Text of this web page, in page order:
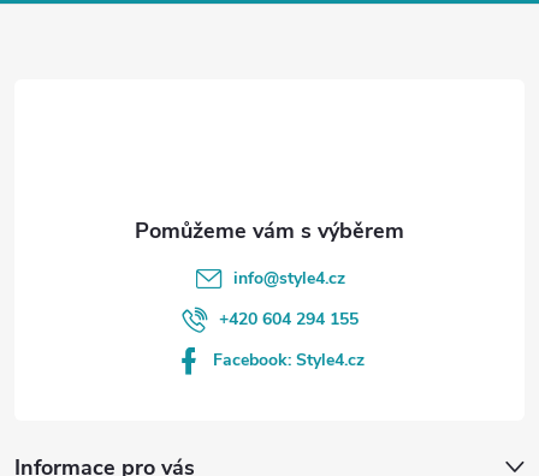
Informace pro vás
info@style4.cz
+420 604 294 155
Facebook: Style4.cz